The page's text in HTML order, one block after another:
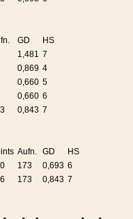
GD
HS
1,481 7
0,869 4
0,660 5
0,660 6
0,843 7
Aufn. GD
HS
173 0,693 6
173 0,843 7